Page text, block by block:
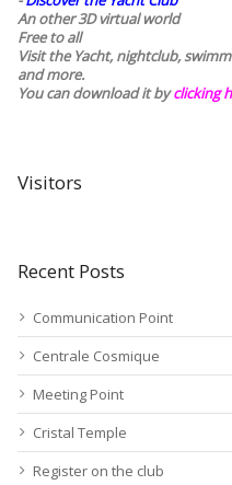
An other 3D virtual world
Free to all
Visit the Yacht, nightclub,
and more.
You can download it byclicking
Visitors
Recent Posts
Communication Point
Centrale Cosmique
Meeting Point
Cristal Temple
Register on the club